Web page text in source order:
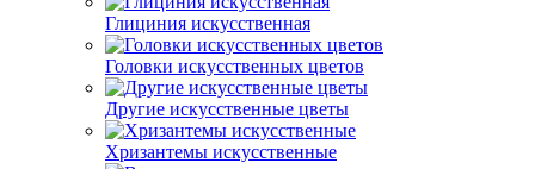
Глициния искусственная
Головки искусственных цветов
Другие искусственные цветы
Хризантемы искусственные